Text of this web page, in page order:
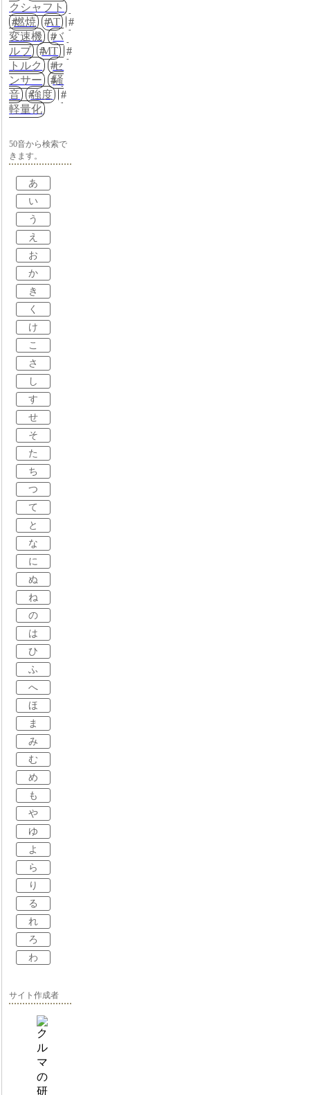
クシャフト
燃焼
AT
変速機
バ
ルブ
MT
トルク
セ
ンサー
騒
音
強度
軽量化
50音から検索で
きます。
あ
い
う
え
お
か
き
く
け
こ
さ
し
す
せ
そ
た
ち
つ
て
と
な
に
ぬ
ね
の
は
ひ
ふ
へ
ほ
ま
み
む
め
も
や
ゆ
よ
ら
り
る
れ
ろ
わ
サイト作成者